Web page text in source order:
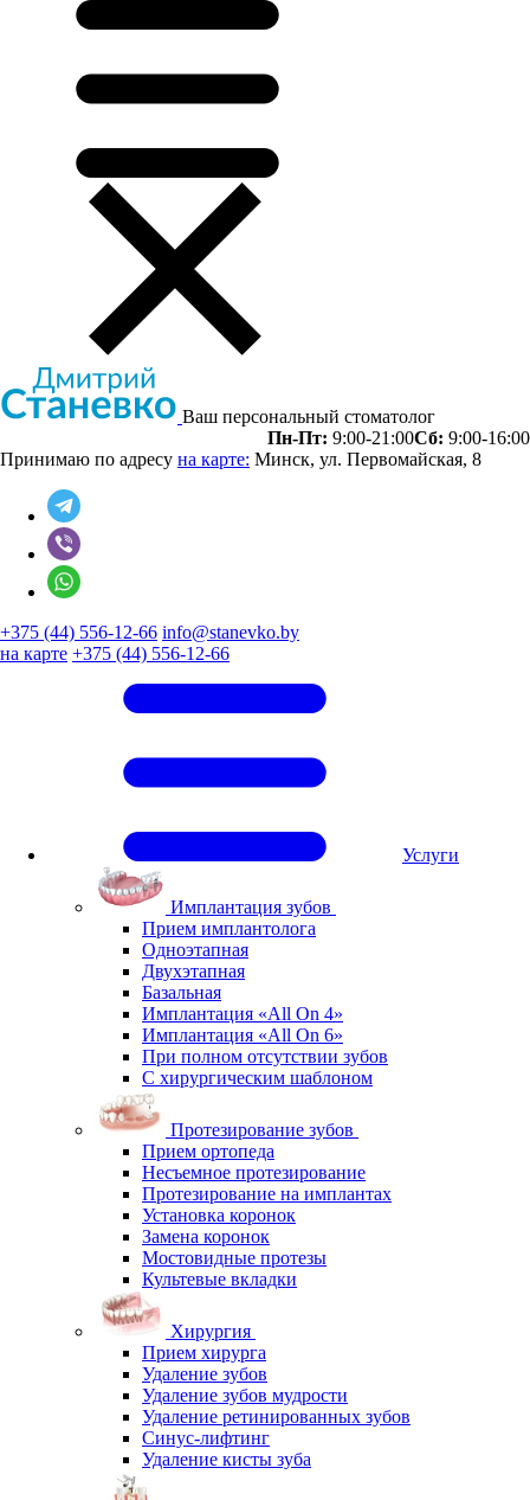
Ваш персональный стоматолог
Пн-Пт: 9:00-21:00Сб: 9:00-16:00
Принимаю по адресу на карте: Минск, ул. Первомайская, 8
+375 (44) 556-12-66 info@stanevko.by
на карте +375 (44) 556-12-66
Услуги
Имплантация зубов
Прием имплантолога
Одноэтапная
Двухэтапная
Базальная
Имплантация «All On 4»
Имплантация «All On 6»
При полном отсутствии зубов
С хирургическим шаблоном
Протезирование зубов
Прием ортопеда
Несъемное протезирование
Протезирование на имплантах
Установка коронок
Замена коронок
Мостовидные протезы
Культевые вкладки
Хирургия
Прием хирурга
Удаление зубов
Удаление зубов мудрости
Удаление ретинированных зубов
Синус-лифтинг
Удаление кисты зуба